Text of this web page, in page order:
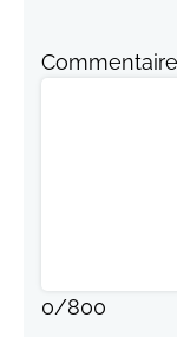
Commentaire
0/800